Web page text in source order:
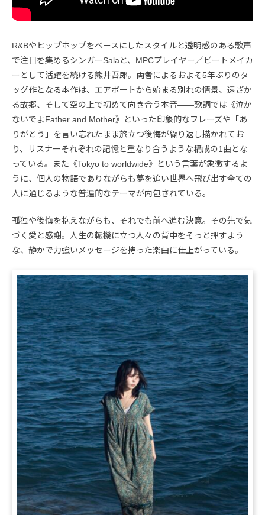
R&Bやヒップホップをベースにしたスタイルと透明感のある歌声
で注目を集めるシンガーSalaと、MPCプレイヤー／ビートメイカ
ーとして活躍を続ける熊井吾郎。両者によるおよそ5年ぶりのタ
ッグ作となる本作は、エアポートから始まる別れの情景、遠ざか
る故郷、そして空の上で初めて向き合う本音——歌詞では《泣か
ないでよFather and Mother》といった印象的なフレーズや「あ
りがとう」を言い忘れたまま旅立つ後悔が繰り返し描かれてお
り、リスナーそれぞれの記憶と重なり合うような構成の1曲とな
っている。また《Tokyo to worldwide》という言葉が象徴するよ
うに、個人の物語でありながらも夢を追い世界へ飛び出す全ての
人に通じるような普遍的なテーマが内包されている。
孤独や後悔を抱えながらも、それでも前へ進む決意。その先で気
づく愛と感謝。人生の転機に立つ人々の背中をそっと押すよう
な、静かで力強いメッセージを持った楽曲に仕上がっている。